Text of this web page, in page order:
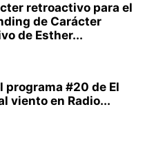
retroactivo para el
de Carácter
de Esther...
programa #20 de El
viento en Radio...